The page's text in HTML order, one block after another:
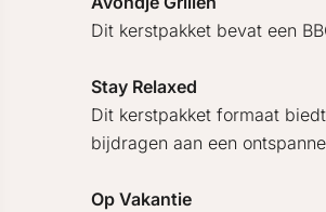
Dit kerstpakket bevat een
Stay Relaxed
Dit kerstpakket formaat
bijdragen aan een
Op Vakantie